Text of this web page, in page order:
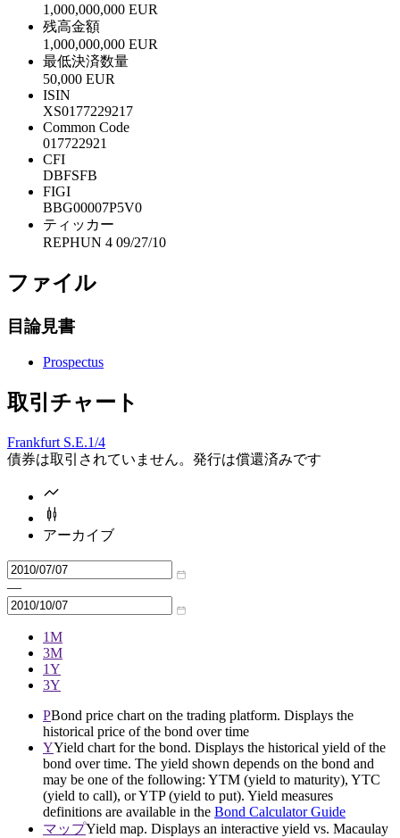
1,000,000,000 EUR
残高金額
1,000,000,000 EUR
最低決済数量
50,000 EUR
ISIN
XS0177229217
Common Code
017722921
CFI
DBFSFB
FIGI
BBG00007P5V0
ティッカー
REPHUN 4 09/27/10
ファイル
目論見書
Prospectus
取引チャート
Frankfurt S.E.1/4
債券は取引されていません。発行は償還済みです
アーカイブ
—
1M
3M
1Y
3Y
PBond price chart on the trading platform. Displays the
historical price of the bond over time
YYield chart for the bond. Displays the historical yield of the
bond over time. The yield shown depends on the bond and
may be one of the following: YTM (yield to maturity), YTC
(yield to call), or YTP (yield to put). Yield measures
definitions are available in the Bond Calculator Guide
マップYield map. Displays an interactive yield vs. Macaulay